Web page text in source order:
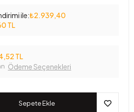
ile:₺2.939,40
TL
TL
Ödeme Seçenekleri
Sepete Ekle